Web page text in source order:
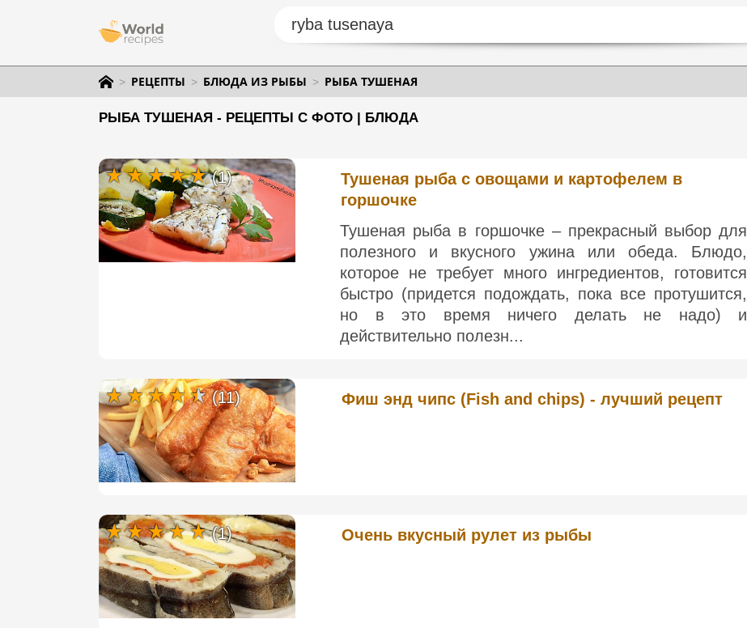
РЕЦЕПТЫ БЛЮДА ИЗ РЫБЫ РЫБА ТУШЕНАЯ
РЫБА ТУШЕНАЯ - РЕЦЕПТЫ С ФОТО | БЛЮДА
Тушеная рыба с овощами и картофелем в
горшочке
Тушеная рыба в горшочке – прекрасный выбор для
полезного и вкусного ужина или обеда. Блюдо,
которое не требует много ингредиентов, готовится
быстро (придется подождать, пока все протушится,
но в это время ничего делать не надо) и
действительно полезн...
(1)
Фиш энд чипс (Fish and chips) - лучший рецепт
(11)
Очень вкусный рулет из рыбы
(1)